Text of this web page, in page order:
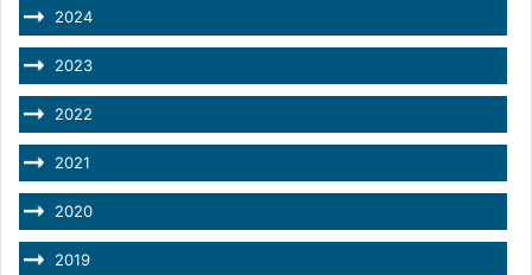
2024
2023
2022
2021
2020
2019